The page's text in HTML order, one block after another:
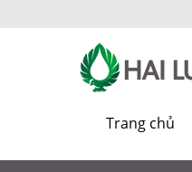
Trang chủ